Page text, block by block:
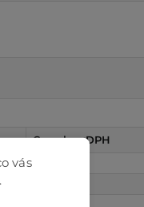
Cena bez DPH
vás